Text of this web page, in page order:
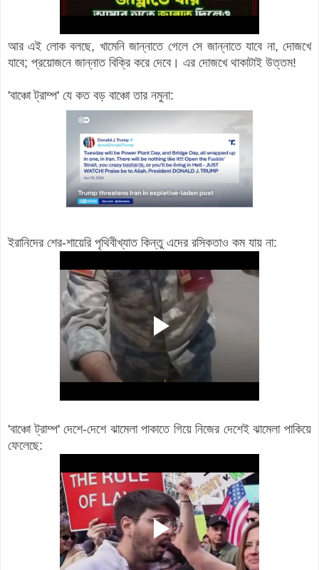
আর এই লোক বলছে, খামেনি জান্নাতে গেলে সে জান্নাতে যাবে না, দোজখে
যাবে; প্র‍য়োজনে জান্নাত বিক্রি করে দেবে। এর দোজখে থাকাটাই উত্তম!
'বাঞ্চো ট্রাম্প' যে কত বড় বাঞ্চো তার নমুনা:
ইরানিদের শের-শায়েরি পৃথিবীখ্যাত কিন্তু এদের রসিকতাও কম যায় না:
'বাঞ্চো ট্রাম্প' দেশে-দেশে ঝামেলা পাকাতে গিয়ে নিজের দেশেই ঝামেলা পাকিয়ে
ফেলেছে: